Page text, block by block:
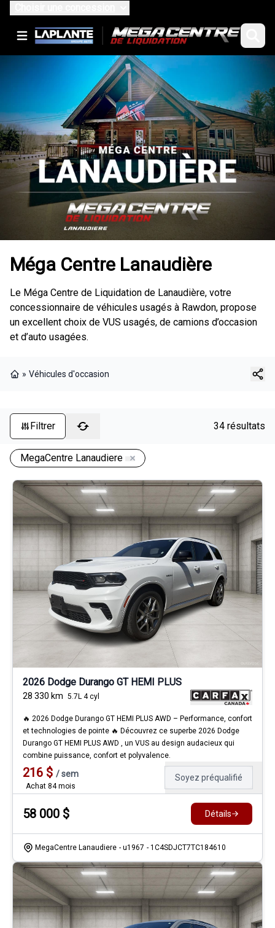
Méga Centre Lanaudière
Le Méga Centre de Liquidation de Lanaudière, votre
concessionnaire de véhicules usagés à Rawdon, propose
un excellent choix de VUS usagés, de camions d’occasion
et d’auto usagées.
» Véhicules d'occasion
Filtrer 34 résultats
MegaCentre Lanaudiere
2026 Dodge Durango GT HEMI PLUS
28 330 km 5.7L 4 cyl
🔥 2026 Dodge Durango GT HEMI PLUS AWD – Performance, confort
et technologies de pointe 🔥 Découvrez ce superbe 2026 Dodge
Durango GT HEMI PLUS AWD , un VUS au design audacieux qui
combine puissance, confort et polyvalence.
216 $ /sem
Achat 84 mois
Soyez préqualifié
58 000 $ Détails
MegaCentre Lanaudiere - u1967 - 1C4SDJCT7TC184610